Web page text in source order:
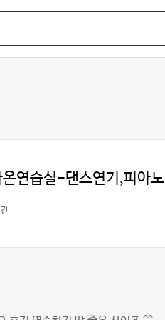
연습실-댄스연기,피아노